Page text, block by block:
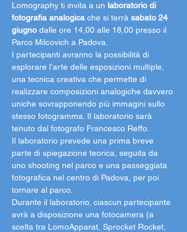
Lomography ti invita a un laboratorio di
fotografia analogica che si terrà sabato 24
giugno dalle ore 14,00 alle 18,00 presso il
Parco Milcovich a Padova.
I partecipanti avranno la possibilità di
esplorare l’arte delle esposizioni multiple,
una tecnica creativa che permette di
realizzare composizioni analogiche davvero
uniche sovrapponendo più immagini sullo
stesso fotogramma. Il laboratorio sarà
tenuto dal fotografo Francesco Reffo.
Il laboratorio prevede una prima breve
parte di spiegazione teorica, seguita da
uno shooting nel parco e una passeggiata
fotografica nel centro di Padova, per poi
tornare al parco.
Durante il laboratorio, ciascun partecipante
avrà a disposizione una fotocamera (a
scelta tra LomoApparat, Sprocket Rocket,